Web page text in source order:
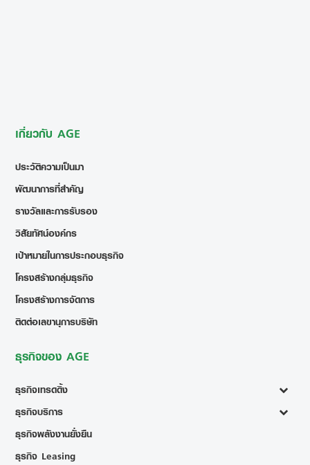
เกี่ยวกับ AGE
ประวัติความเป็นมา
พัฒนาการที่สำคัญ
รางวัลและการรับรอง
วิสัยทัศน์องค์กร
เป้าหมายในการประกอบธุรกิจ
โครงสร้างกลุ่มธุรกิจ
โครงสร้างการจัดการ
ติดต่อเลขานุการบริษัท
ธุรกิจของ AGE
ธุรกิจเทรดดิ้ง
ธุรกิจบริการ
ธุรกิจพลังงานยั่งยืน
ธุรกิจ Leasing